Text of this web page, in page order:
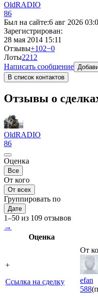
OldRADIO
86
Был на сайте:6 авг 2026
Зарегистрирован:
28 мая 2014 15:11
Отзывы+102−0
Лоты2212
Написать сообщение
В список контактов
Отзывы о
OldRADIO
86
Оценка
Все
От кого
От всех
Группировать по
Дате
1–50 из 109 отзывов
→
Оценка
+
Ссылка на сделку
От
efan
588